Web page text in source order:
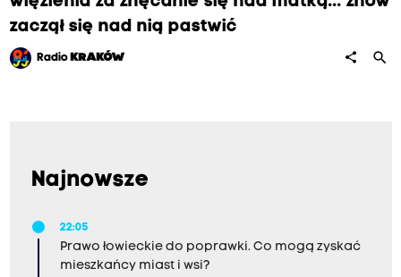
zaczął się nad nią pastwić
Radio KRAKÓW share search
Najnowsze
22:05
Prawo łowieckie do poprawki. Co mogą zyskać
mieszkańcy miast i wsi?